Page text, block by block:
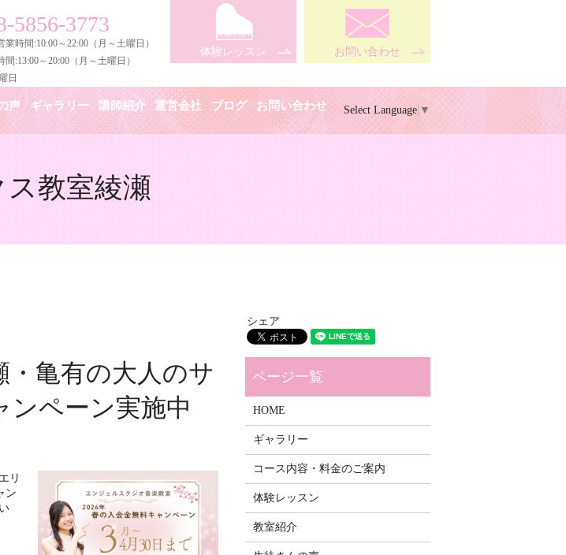
5856-3773
業時間:10:00～22:00（月～土曜日）
間:13:00～20:00（月～土曜日）
日
体験レッスン お問い合わせ
Select Language ▼
声 ギャラリー 講師紹介 運営会社 ブログ お問い合わせ
教室綾瀬
・亀有の大人のサ
ペーン実施中
リ
ン
シェア
HOME
ギャラリー
コース内容・料金のご案内
体験レッスン
教室紹介